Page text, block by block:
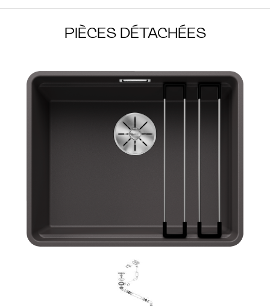
PIÈCES DÉTACHÉES